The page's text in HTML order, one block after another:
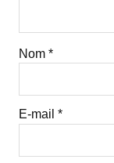
Nom *
E-mail *